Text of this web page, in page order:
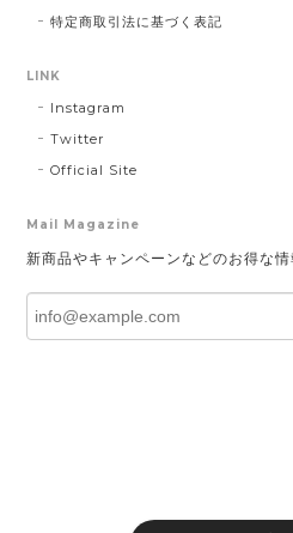
特定商取引法に基づく表記
LINK
Instagram
Twitter
Official Site
Mail Magazine
新商品やキャンペーンなどのお得な情